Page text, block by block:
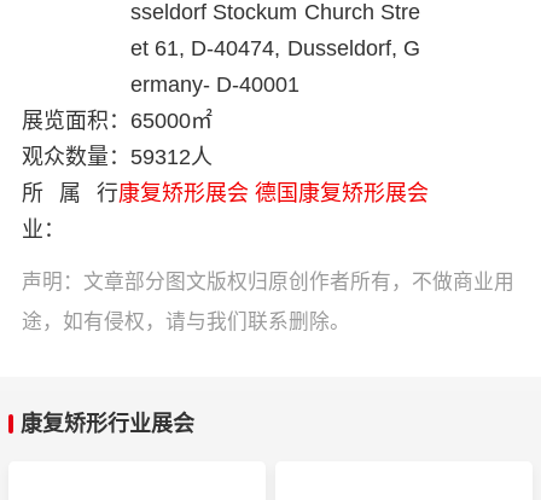
sseldorf Stockum Church Stre
et 61, D-40474, Dusseldorf, G
ermany- D-40001
展览面积： 65000㎡
观众数量： 59312人
所属行
业：
康复矫形展会 德国康复矫形展会
声明：文章部分图文版权归原创作者所有，不做商业用
途，如有侵权，请与我们联系删除。
康复矫形行业展会